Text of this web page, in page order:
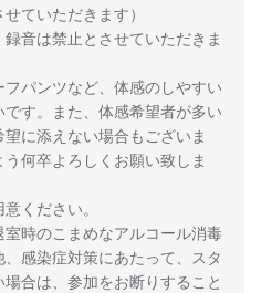
ていただきます）
録音は禁止とさせていただきま
フパンツなど、体感のしやすい
す。また、体感希望者が多い
に添えない場合もございま
何卒よろしくお願い致しま
ください。
室時のこまめなアルコール消毒
感染症対策にあたって、スタ
合は、参加をお断りすること